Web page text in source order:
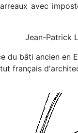
avec
Jean-Patrick
du bâti ancien
français